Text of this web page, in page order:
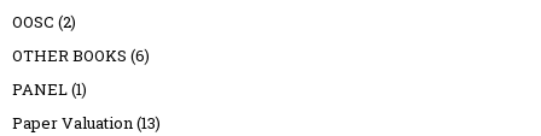
OOSC (2)
OTHER BOOKS (6)
PANEL(1)
Paper Valuation(13)